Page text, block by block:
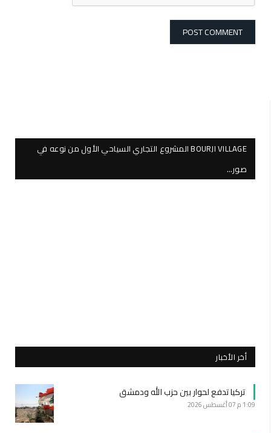
BOURJI VILLAGE المشروع التجاري السياحي الأول من نوعه في
صور…
أخر الأخبار
تركيا تدفع لحوار بين حزب الله ودمشق
1:09 م 07 أغسطس 2026